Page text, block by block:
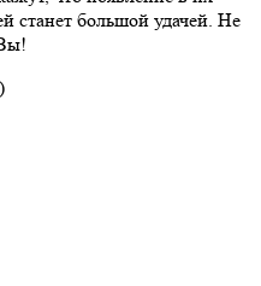
станет большой удачей. Не